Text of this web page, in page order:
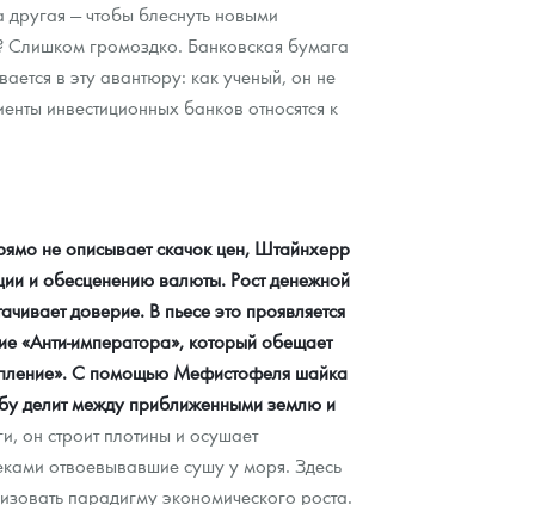
другая — чтобы блеснуть новыми
громоздко. Банковская бумага
в эту авантюру: как ученый, он не
инвестиционных банков относятся к
не описывает скачок цен, Штайнхерр
и обесценению валюты. Рост денежной
доверие. В пьесе это проявляется
«Анти-императора», который обещает
С помощью Мефистофеля шайка
делит между приближенными землю и
он строит плотины и осушает
отвоевывавшие сушу у моря. Здесь
парадигму экономического роста.